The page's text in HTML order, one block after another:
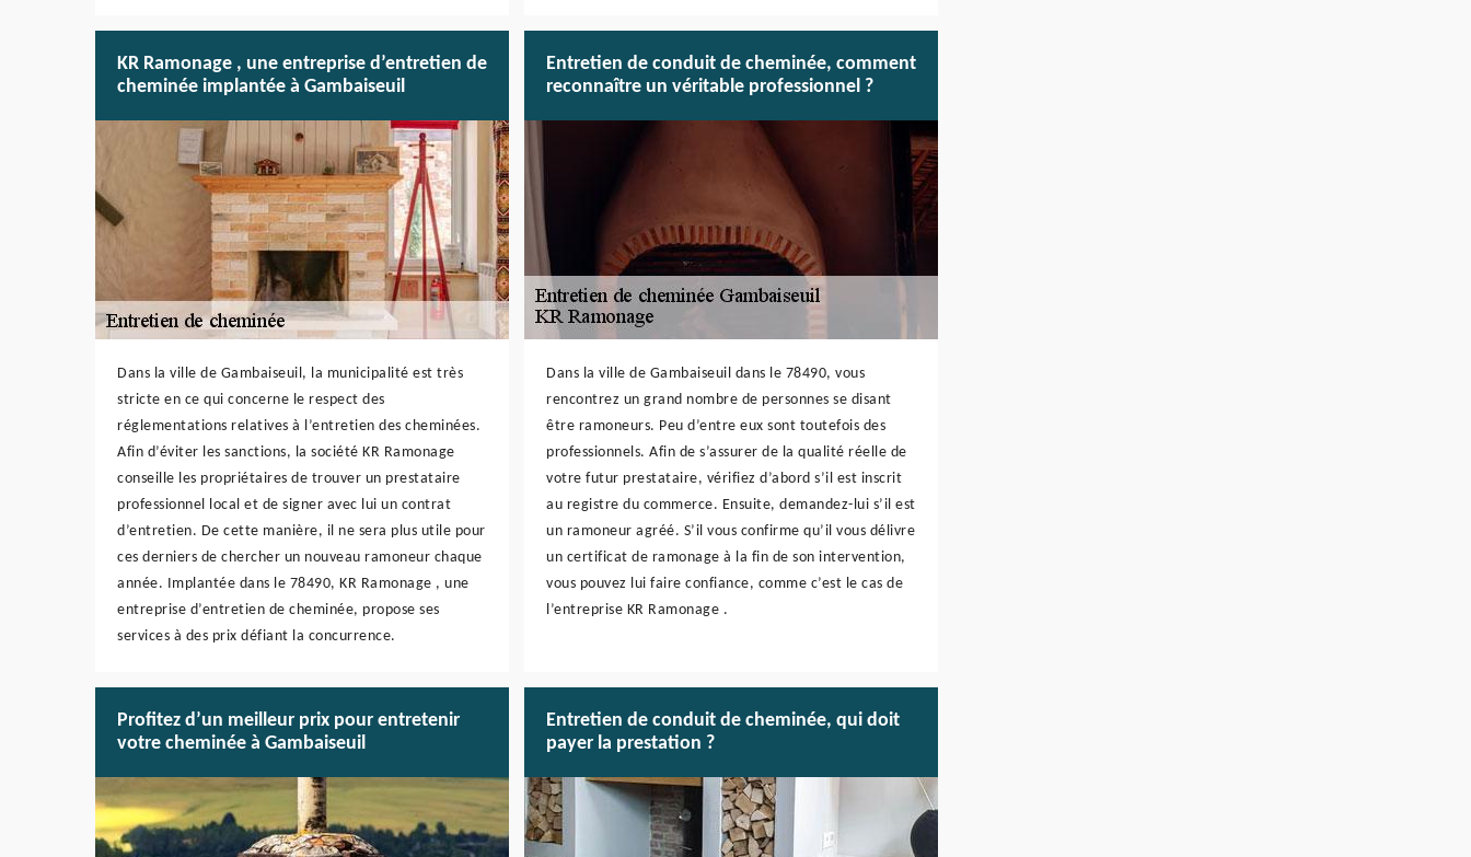
KR Ramonage , une entreprise d’entretien de
cheminée implantée à Gambaiseuil
Dans la ville de Gambaiseuil, la municipalité est très
stricte en ce qui concerne le respect des
réglementations relatives à l’entretien des cheminées.
Afin d’éviter les sanctions, la société KR Ramonage
conseille les propriétaires de trouver un prestataire
professionnel local et de signer avec lui un contrat
d’entretien. De cette manière, il ne sera plus utile pour
ces derniers de chercher un nouveau ramoneur chaque
année. Implantée dans le 78490, KR Ramonage , une
entreprise d’entretien de cheminée, propose ses
services à des prix défiant la concurrence.
Entretien de conduit de cheminée, comment
reconnaître un véritable professionnel ?
Dans la ville de Gambaiseuil dans le 78490, vous
rencontrez un grand nombre de personnes se disant
être ramoneurs. Peu d’entre eux sont toutefois des
professionnels. Afin de s’assurer de la qualité réelle de
votre futur prestataire, vérifiez d’abord s’il est inscrit
au registre du commerce. Ensuite, demandez-lui s’il est
un ramoneur agréé. S’il vous confirme qu’il vous délivre
un certificat de ramonage à la fin de son intervention,
vous pouvez lui faire confiance, comme c’est le cas de
l’entreprise KR Ramonage .
Profitez d’un meilleur prix pour entretenir
votre cheminée à Gambaiseuil
Entretien de conduit de cheminée, qui doit
payer la prestation ?